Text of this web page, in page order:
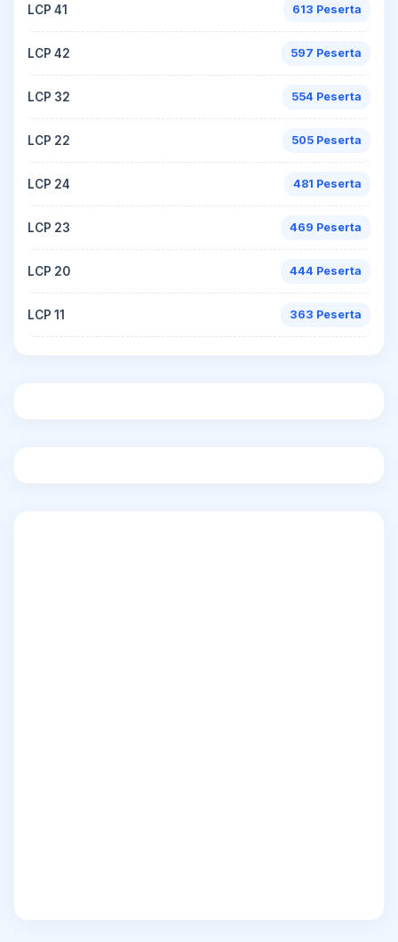
LCP 41 613 Peserta
LCP 42 597 Peserta
LCP 32 554 Peserta
LCP 22 505 Peserta
LCP 24 481 Peserta
LCP 23 469 Peserta
LCP 20 444 Peserta
LCP 11 363 Peserta